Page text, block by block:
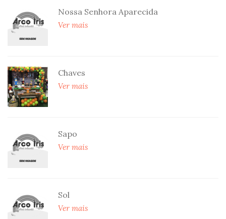
Nossa Senhora Aparecida
Ver mais
Chaves
Ver mais
Sapo
Ver mais
Sol
Ver mais